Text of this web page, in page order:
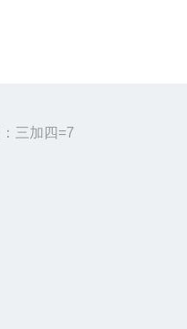
三加四=7